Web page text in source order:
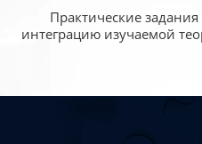
Практические
интеграцию изучаемой